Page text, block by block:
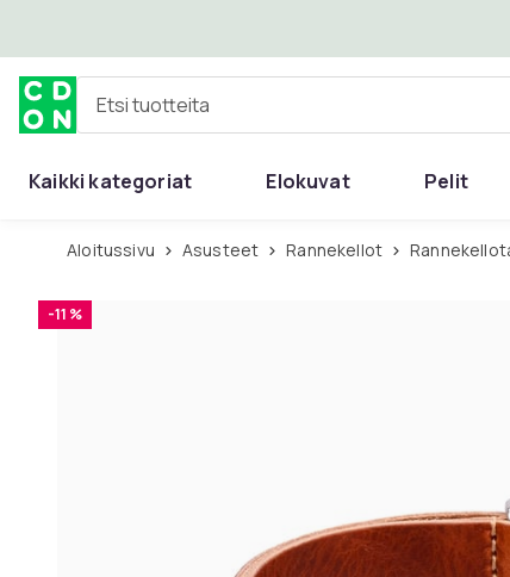
Etsi tuotteita
Kaikki kategoriat Elokuvat Pelit
Aloitussivu Asusteet Rannekellot
-11 %